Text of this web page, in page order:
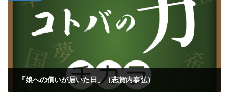
「娘への償いが届いた日」（志賀内泰弘）